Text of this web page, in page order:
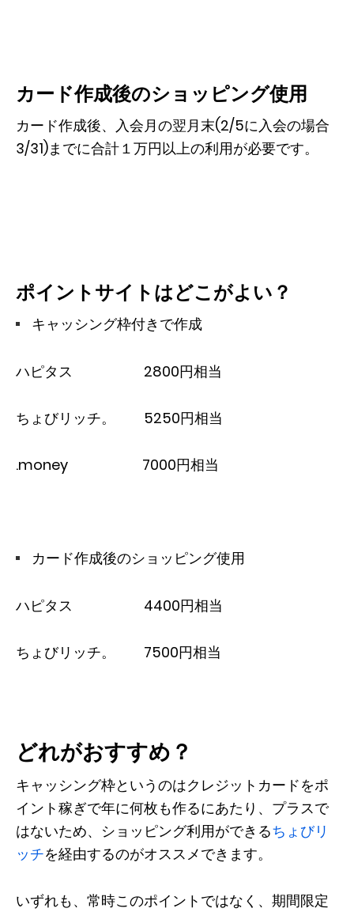
カード作成後のショッピング使用
カード作成後、入会月の翌月末(2/5に入会の場合
3/31)までに合計１万円以上の利用が必要です。
ポイントサイトはどこがよい？
キャッシング枠付きで作成
ハピタス 2800円相当
ちょびリッチ。 5250円相当
.money 7000円相当
カード作成後のショッピング使用
ハピタス 4400円相当
ちょびリッチ。 7500円相当
どれがおすすめ？
キャッシング枠というのはクレジットカードをポ
イント稼ぎで年に何枚も作るにあたり、プラスで
はないため、ショッピング利用ができるちょびリ
ッチを経由するのがオススメできます。
いずれも、常時このポイントではなく、期間限定